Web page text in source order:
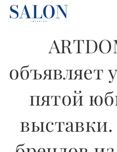
объявляет
пятой
выставки.